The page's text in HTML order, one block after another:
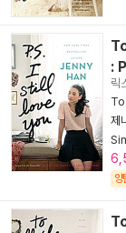
:
릭
제
양